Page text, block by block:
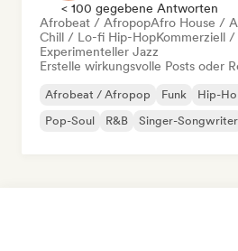
< 100 gegebene Antworten
Afrobeat / AfropopAfro House /
Chill / Lo-fi Hip-HopKommerziell
Experimenteller Jazz
Erstelle wirkungsvolle Posts oder
Afrobeat / Afropop Funk Hip-
Pop-Soul
R&B Singer-Songwriter